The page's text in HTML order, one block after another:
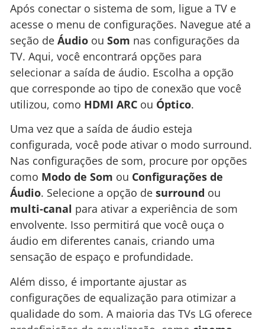
Após conectar o sistema de som, ligue a TV e
acesse o menu de configurações. Navegue até a
seção de Áudio ou Som nas configurações da
TV. Aqui, você encontrará opções para
selecionar a saída de áudio. Escolha a opção
que corresponde ao tipo de conexão que você
utilizou, como HDMI ARC ou Óptico.
Uma vez que a saída de áudio esteja
configurada, você pode ativar o modo surround.
Nas configurações de som, procure por opções
como Modo de Som ou Configurações de
Áudio. Selecione a opção de surround ou
multi-canal para ativar a experiência de som
envolvente. Isso permitirá que você ouça o
áudio em diferentes canais, criando uma
sensação de espaço e profundidade.
Além disso, é importante ajustar as
configurações de equalização para otimizar a
qualidade do som. A maioria das TVs LG oferece